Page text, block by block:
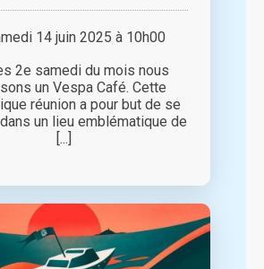
14 juin 2025 à 10h00
2e samedi du mois nous
un Vespa Café. Cette
réunion a pour but de se
un lieu emblématique de
[...]